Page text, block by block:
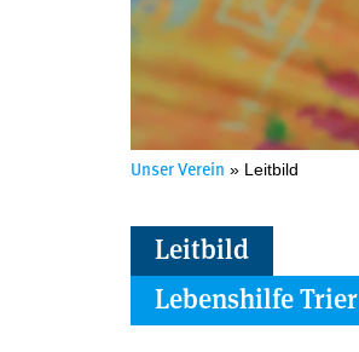
Unser Verein » Leitbild
Leitbild
Lebenshilfe Trier